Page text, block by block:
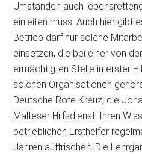
Umständen auch
einleiten muss. Auch hier gibt
Betrieb darf nur solche
einsetzen, die bei einer von
ermächtigten Stelle in erster
solchen Organisationen
Deutsche Rote Kreuz, die
Malteser Hilfsdienst. Ihren
betrieblichen Ersthelfer
Jahren auffrischen. Die